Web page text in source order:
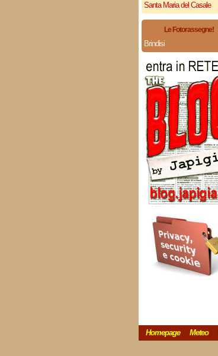
Santa Maria del Casale
Le Fotorassegne!
Brindisi
Homepage Meteo